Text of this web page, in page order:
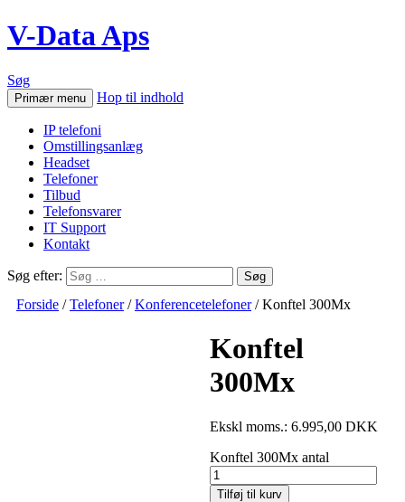
V-Data Aps
Søg
Primær menu Hop til indhold
IP telefoni
Omstillingsanlæg
Headset
Telefoner
Tilbud
Telefonsvarer
IT Support
Kontakt
Søg efter:
Forside /Telefoner/Konferencetelefoner/ Konftel 300Mx
Konftel
300Mx
Ekskl moms.:6.995,00DKK
Konftel 300Mx antal
Tilføj til kurv